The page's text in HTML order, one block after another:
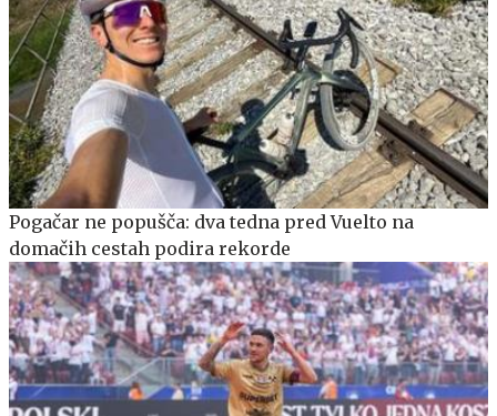
Pogačar ne popušča: dva tedna pred Vuelto na
domačih cestah podira rekorde